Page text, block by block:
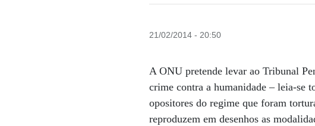
21/02/2014 - 20:50
A ONU pretende levar ao Tribunal
crime contra a humanidade – leia-se
opositores do regime que foram
reproduzem em desenhos as